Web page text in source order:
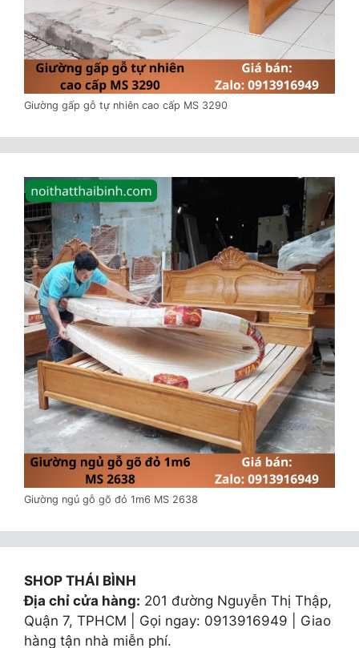
Giường gấp gỗ tự nhiên cao cấp MS 3290
Giường ngủ gỗ gõ đỏ 1m6 MS 2638
SHOP THÁI BÌNH
Địa chỉ cửa hàng: 201 đường Nguyễn Thị Thập,
Quận 7, TPHCM | Gọi ngay: 0913916949 | Giao
hàng tận nhà miễn phí.